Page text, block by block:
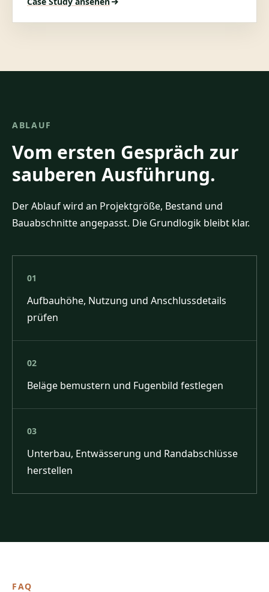
ABLAUF
Vom ersten Gespräch zur
sauberen Ausführung.
Der Ablauf wird an Projektgröße, Bestand und
Bauabschnitte angepasst. Die Grundlogik bleibt klar.
01
Aufbauhöhe, Nutzung und Anschlussdetails
prüfen
02
Beläge bemustern und Fugenbild festlegen
03
Unterbau, Entwässerung und Randabschlüsse
herstellen
FAQ